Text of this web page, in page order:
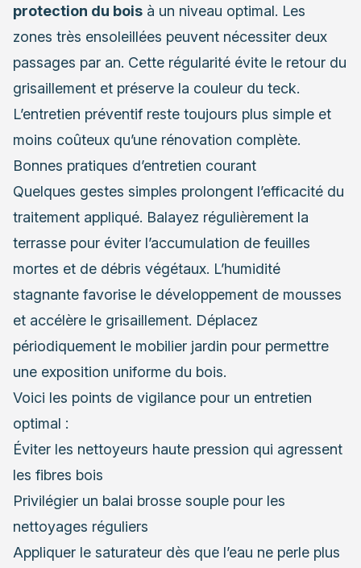
protection du bois à un niveau optimal. Les
zones très ensoleillées peuvent nécessiter deux
passages par an. Cette régularité évite le retour du
grisaillement et préserve la couleur du teck.
L’entretien préventif reste toujours plus simple et
moins coûteux qu’une rénovation complète.
Bonnes pratiques d’entretien courant
Quelques gestes simples prolongent l’efficacité du
traitement appliqué. Balayez régulièrement la
terrasse pour éviter l’accumulation de feuilles
mortes et de débris végétaux. L’humidité
stagnante favorise le développement de mousses
et accélère le grisaillement. Déplacez
périodiquement le mobilier jardin pour permettre
une exposition uniforme du bois.
Voici les points de vigilance pour un entretien
optimal :
Éviter les nettoyeurs haute pression qui agressent
les fibres bois
Privilégier un balai brosse souple pour les
nettoyages réguliers
Appliquer le saturateur dès que l’eau ne perle plus